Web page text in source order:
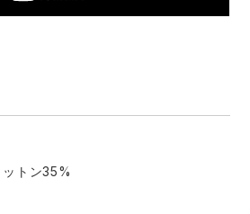
トン35%